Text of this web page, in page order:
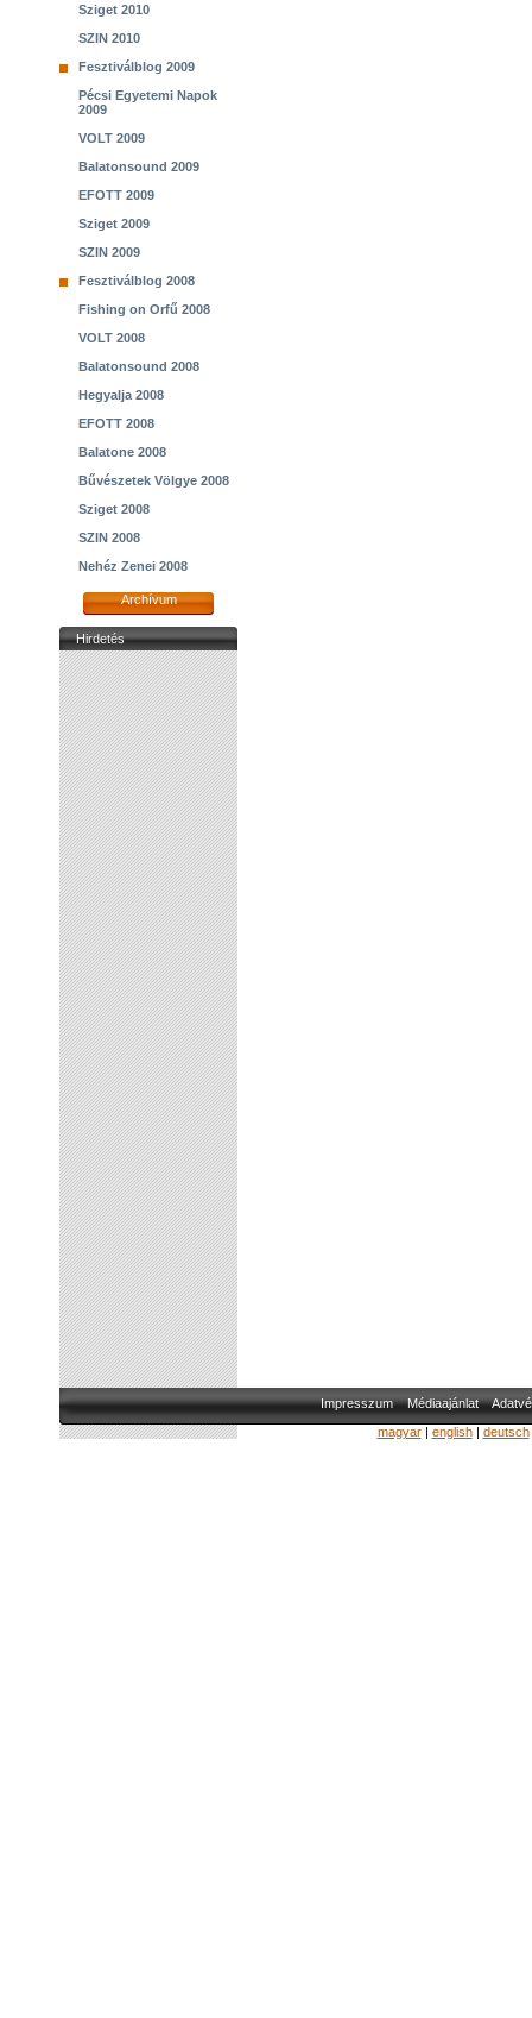
Sziget 2010
SZIN 2010
Fesztiválblog 2009
Pécsi Egyetemi Napok
2009
VOLT 2009
Balatonsound 2009
EFOTT 2009
Sziget 2009
SZIN 2009
Fesztiválblog 2008
Fishing on Orfű 2008
VOLT 2008
Balatonsound 2008
Hegyalja 2008
EFOTT 2008
Balatone 2008
Bűvészetek Völgye 2008
Sziget 2008
SZIN 2008
Nehéz Zenei 2008
Archívum
Hirdetés
Impresszum Médiaajánlat
magyar| english| deutsch